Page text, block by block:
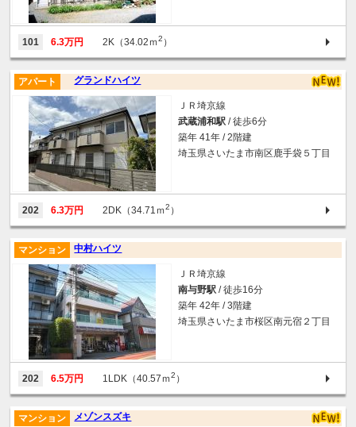
101 6.3万円 2K（34.02ｍ2 ）
グランドハイツ
アパート
ＪＲ埼京線
武蔵浦和駅 / 徒歩6分
築年 41年 / 2階建
埼玉県さいたま市南区鹿手袋５丁目
202 6.3万円 2DK（34.71ｍ2 ）
中村ハイツ
マンション
ＪＲ埼京線
南与野駅 / 徒歩16分
築年 42年 / 3階建
埼玉県さいたま市桜区南元宿２丁目
202 6.5万円 1LDK（40.57ｍ2 ）
メゾンスズキ
マンション